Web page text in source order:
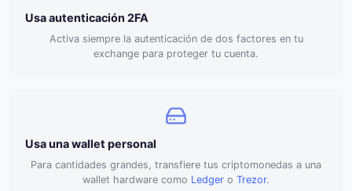
Usa autenticación 2FA
Activa siempre la autenticación de dos factores en tu
exchange para proteger tu cuenta.
Usa una wallet personal
Para cantidades grandes, transfiere tus criptomonedas a una
wallet hardware como Ledger o Trezor.